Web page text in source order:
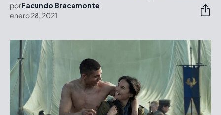
porFacundo Bracamonte
enero 28, 2021